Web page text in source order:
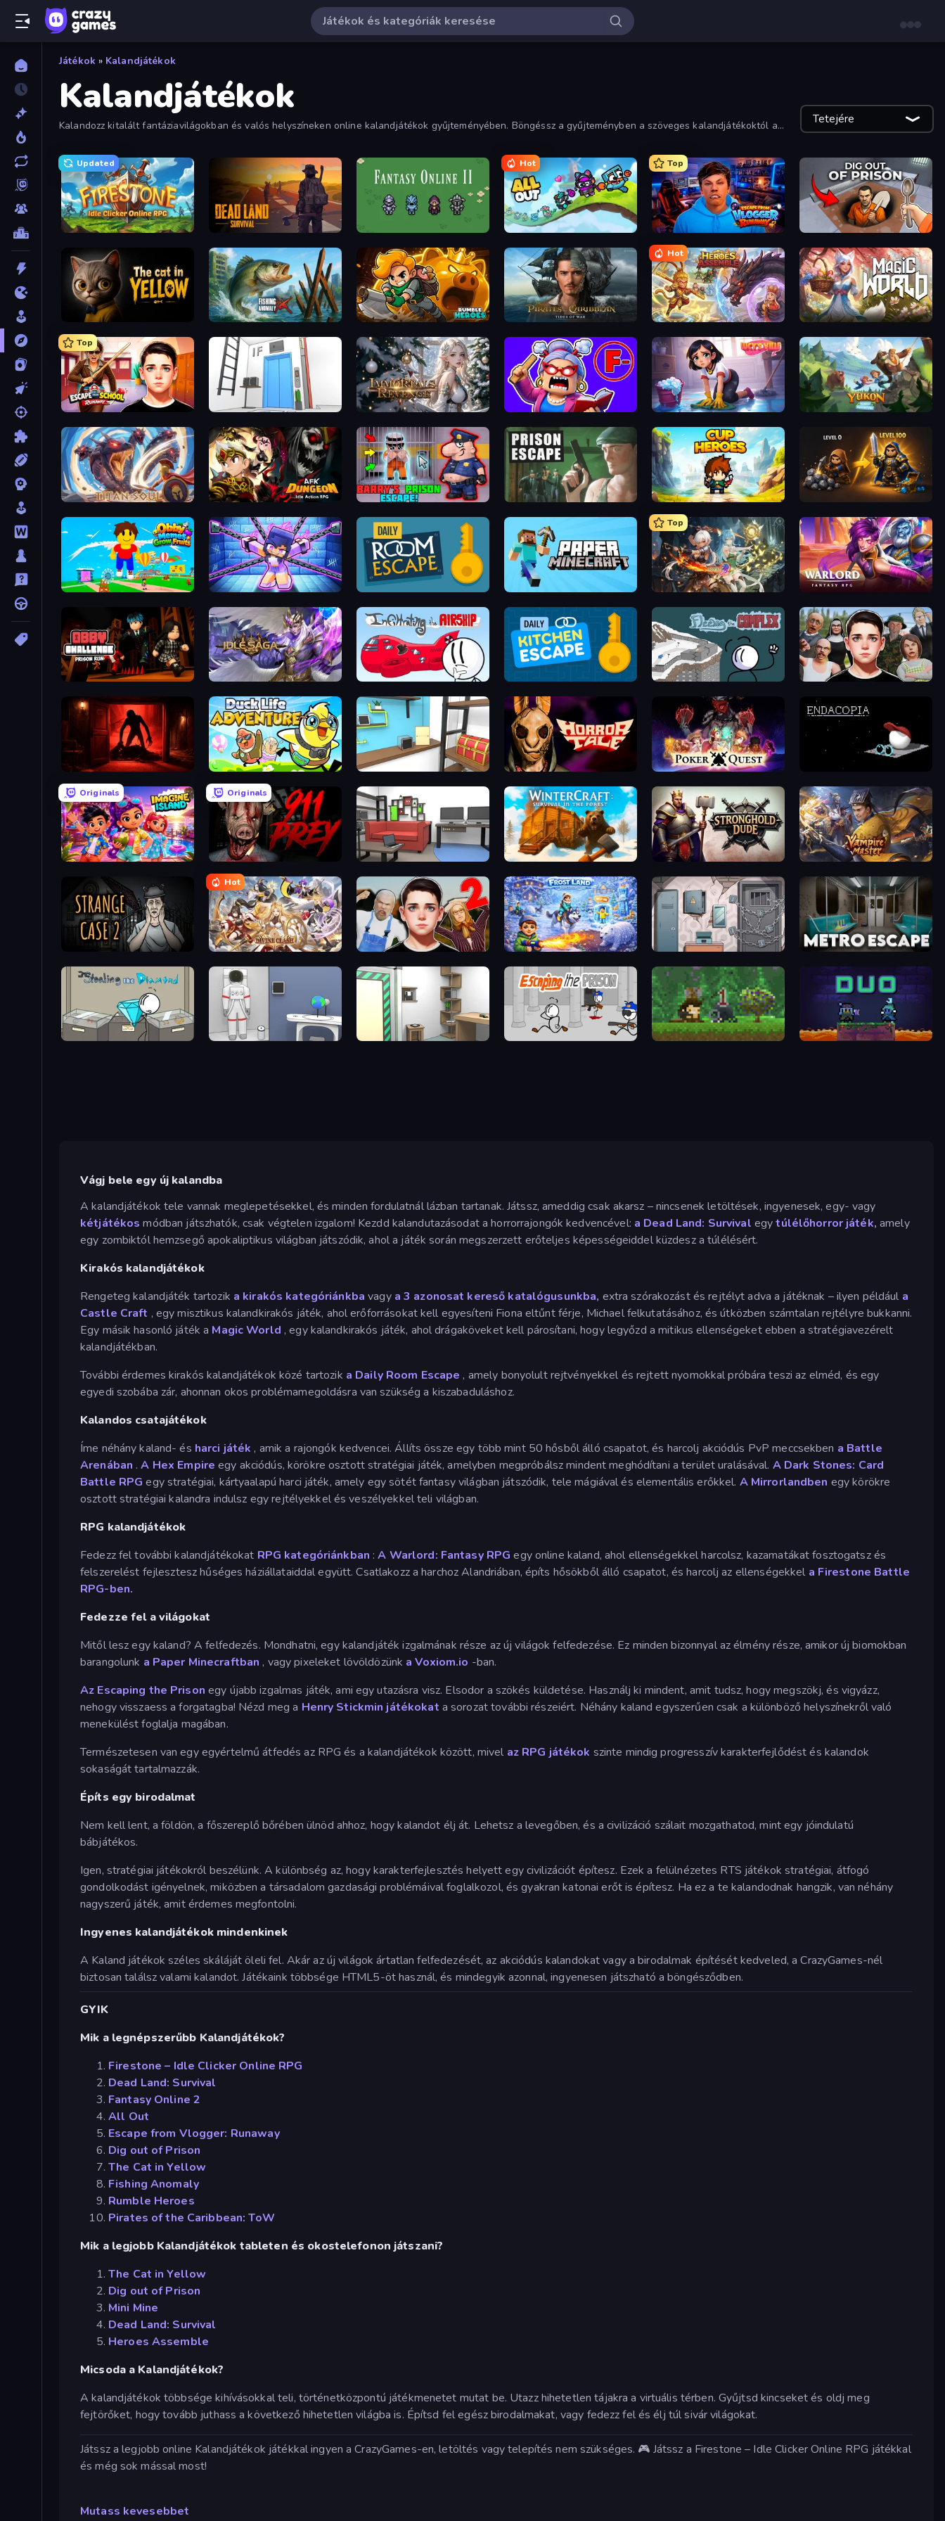
Játékok » Kalandjátékok
Kalandjátékok
Kalandozz kitalált fantáziavilágokban és valós helyszíneken online kalandjátékok gyűjteményében. Böngéssz a gyűjteményben a szöveges kalandjátékoktól a
Tetejére
Updated
Firestone – Idle Clicker Online RPG Dead Land: Survival
Hot
All Out
Top
Escape from Vlogger: Runaway Dig out of Prison
The Cat in Yellow Fishing Anomaly Rumble Heroes Pirates of the Caribbean: ToW
Hot
Heroes Assemble Magic World
Top
Escape from School: Runaway Elevator Room Escape Immortals Revenge Lucy’s Ville Yukon: Family Adventure
Titan Soul: Action RPG AFK Dungeon: Idle Action RPG Barry's Prison Escape! Prison Escape Cup Heroes Gothic Story RPG
Obby Memes Grow Fruits Mini Mine Daily Room Escape Paper Minecraft
Top
Crystal Saga: Nova Warlord: Fantasy RPG
Obby Challenge: Prison Run Idle Saga Infiltrating the Airship Fleeing the Complex Schoolboy Escape: Runaway
Doors Castle Duck Life: Adventure (Demo) Game Cafe Escape Horror Tale Poker Quest Endacopia
Originals
Imagine Island
Originals
911: Prey Video Studio Escape WinterCraft: Survival in the Forest Stronghold Dude Vampire Master
Escape Room: Strange Case 2
Hot
Divine Clash Schoolboy Escape 2 Frost Land - Snow Survival Cube Stories: Escape Metro Escape
Stealing the Diamond Space Museum Escape Machine Room Escape Aground Duo
Vágj bele egy új kalandba
A kalandjátékok tele vannak meglepetésekkel, és minden fordulatnál lázban tartanak. Játssz, ameddig csak akarsz – nincsenek letöltések, ingyenesek, egy- vagy
kétjátékos módban játszhatók, csak végtelen izgalom! Kezdd kalandutazásodat a horrorrajongók kedvencével: a Dead Land: Survival egytúlélőhorror játék, amely
egy zombiktól hemzsegő apokaliptikus világban játszódik, ahol a játék során megszerzett erőteljes képességeiddel küzdesz a túlélésért.
Kirakós kalandjátékok
Rengeteg kalandjáték tartozik a kirakós kategóriánkba vagy a 3 azonosat kereső katalógusunkba, extra szórakozást és rejtélyt adva a játéknak – ilyen például a
Castle Craft , egy misztikus kalandkirakós játék, ahol erőforrásokat kell egyesíteni Fiona eltűnt férje, Michael felkutatásához, és útközben számtalan rejtélyre bukkanni.
Egy másik hasonló játék a Magic World , egy kalandkirakós játék, ahol drágaköveket kell párosítani, hogy legyőzd a mitikus ellenségeket ebben a stratégiavezérelt
kalandjátékban.
További érdemes kirakós kalandjátékok közé tartozik a Daily Room Escape , amely bonyolult rejtvényekkel és rejtett nyomokkal próbára teszi az elméd, és egy
egyedi szobába zár, ahonnan okos problémamegoldásra van szükség a kiszabaduláshoz.
Kalandos csatajátékok
Íme néhány kaland- és harci játék , amik a rajongók kedvencei. Állíts össze egy több mint 50 hősből álló csapatot, és harcolj akciódús PvP meccsekben a Battle
Arenában .A Hex Empire egy akciódús, körökre osztott stratégiai játék, amelyben megpróbálsz mindent meghódítani a terület uralásával. A Dark Stones: Card
Battle RPG egy stratégiai, kártyaalapú harci játék, amely egy sötét fantasy világban játszódik, tele mágiával és elementális erőkkel. A Mirrorlandben egy körökre
osztott stratégiai kalandra indulsz egy rejtélyekkel és veszélyekkel teli világban.
RPG kalandjátékok
Fedezz fel további kalandjátékokat RPG kategóriánkban :A Warlord: Fantasy RPG egy online kaland, ahol ellenségekkel harcolsz, kazamatákat fosztogatsz és
felszerelést fejlesztesz hűséges háziállataiddal együtt. Csatlakozz a harchoz Alandriában, építs hősökből álló csapatot, és harcolj az ellenségekkel a Firestone Battle
RPG-ben.
Fedezze fel a világokat
Mitől lesz egy kaland? A felfedezés. Mondhatni, egy kalandjáték izgalmának része az új világok felfedezése. Ez minden bizonnyal az élmény része, amikor új biomokban
barangolunk a Paper Minecraftban , vagy pixeleket lövöldözünk a Voxiom.io -ban.
Az Escaping the Prison egy újabb izgalmas játék, ami egy utazásra visz. Elsodor a szökés küldetése. Használj ki mindent, amit tudsz, hogy megszökj, és vigyázz,
nehogy visszaess a forgatagba! Nézd meg a Henry Stickmin játékokat a sorozat további részeiért. Néhány kaland egyszerűen csak a különböző helyszínekről való
menekülést foglalja magában.
Természetesen van egy egyértelmű átfedés az RPG és a kalandjátékok között, mivel az RPG játékok szinte mindig progresszív karakterfejlődést és kalandok
sokaságát tartalmazzák.
Építs egy birodalmat
Nem kell lent, a földön, a főszereplő bőrében ülnöd ahhoz, hogy kalandot élj át. Lehetsz a levegőben, és a civilizáció szálait mozgathatod, mint egy jóindulatú
bábjátékos.
Igen, stratégiai játékokról beszélünk. A különbség az, hogy karakterfejlesztés helyett egy civilizációt építesz. Ezek a felülnézetes RTS játékok stratégiai, átfogó
gondolkodást igényelnek, miközben a társadalom gazdasági problémáival foglalkozol, és gyakran katonai erőt is építesz. Ha ez a te kalandodnak hangzik, van néhány
nagyszerű játék, amit érdemes megfontolni.
Ingyenes kalandjátékok mindenkinek
A Kaland játékok széles skáláját öleli fel. Akár az új világok ártatlan felfedezését, az akciódús kalandokat vagy a birodalmak építését kedveled, a CrazyGames-nél
biztosan találsz valami kalandot. Játékaink többsége HTML5-öt használ, és mindegyik azonnal, ingyenesen játszható a böngésződben.
GYIK
Mik a legnépszerűbb Kalandjátékok?
Firestone – Idle Clicker Online RPG
Dead Land: Survival
Fantasy Online 2
All Out
Escape from Vlogger: Runaway
Dig out of Prison
The Cat in Yellow
Fishing Anomaly
Rumble Heroes
Pirates of the Caribbean: ToW
Mik a legjobb Kalandjátékok tableten és okostelefonon játszani?
The Cat in Yellow
Dig out of Prison
Mini Mine
Dead Land: Survival
Heroes Assemble
Micsoda a Kalandjátékok?
A kalandjátékok többsége kihívásokkal teli, történetközpontú játékmenetet mutat be. Utazz hihetetlen tájakra a virtuális térben. Gyűjtsd kincseket és oldj meg
fejtörőket, hogy tovább juthass a következő hihetetlen világba is. Építsd fel egész birodalmakat, vagy fedezz fel és élj túl sivár világokat.
Játssz a legjobb online Kalandjátékok játékkal ingyen a CrazyGames-en, letöltés vagy telepítés nem szükséges. 🎮 Játssz a Firestone – Idle Clicker Online RPG játékkal
és még sok mással most!
Mutass kevesebbet